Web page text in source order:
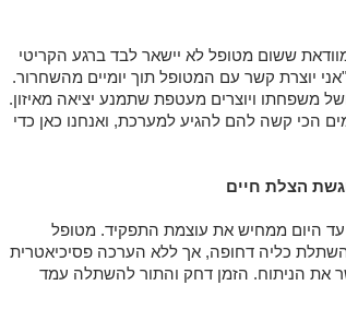
ששום מטופל לא יישאר לבד ברגע הקריטי
יוצרת קשר עם המטופל תוך יומיים מהשחרור.
משפחתו ויוצרים מעטפת שתמנע יציאה מאיזון.
הכי קשה להם להגיע למערכת, ואנחנו כאן כדי
הצלת חיים
היום ממחיש את עוצמת התפקיד. מטופל
כליה דחופה, אך ללא הערכה פסיכיאטרית
את הניתוח. הזמן דחק והתור להשתלה עמד